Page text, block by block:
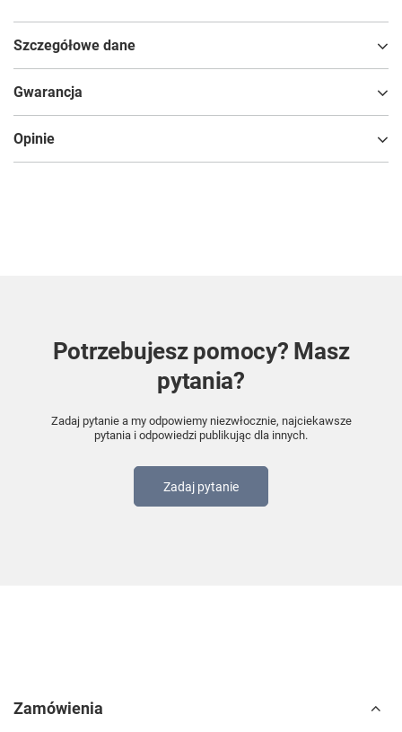
Szczegółowe dane
Gwarancja
Opinie
Potrzebujesz pomocy? Masz
pytania?
Zadaj pytanie a my odpowiemy niezwłocznie, najciekawsze
pytania i odpowiedzi publikując dla innych.
Zadaj pytanie
Zamówienia